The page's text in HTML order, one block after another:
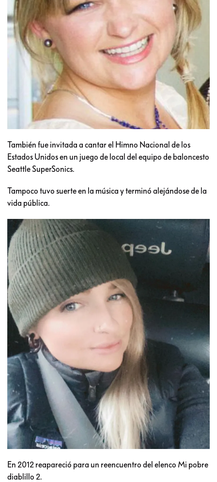
También fue invitada a cantar el Himno Nacional de los
Estados Unidos en un juego de local del equipo de baloncesto
Seattle SuperSonics.
Tampoco tuvo suerte en la música y terminó alejándose de la
vida pública.
En 2012 reapareció para un reencuentro del elenco Mi pobre
diablillo 2.